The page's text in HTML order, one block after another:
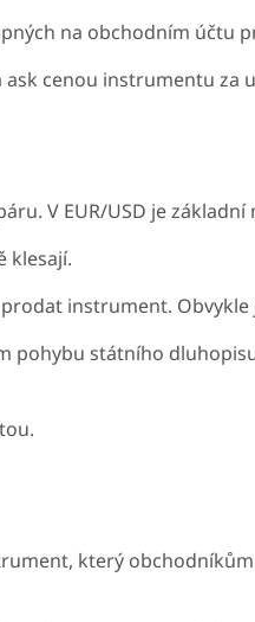
na obchodním účtu
ask cenou instrumentu za
V EUR/USD je základní
klesají.
instrument. Obvykle
pohybu státního
který